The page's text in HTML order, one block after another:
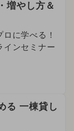
増やし方＆
に学べる！
インセミナー
る 一棟貸し